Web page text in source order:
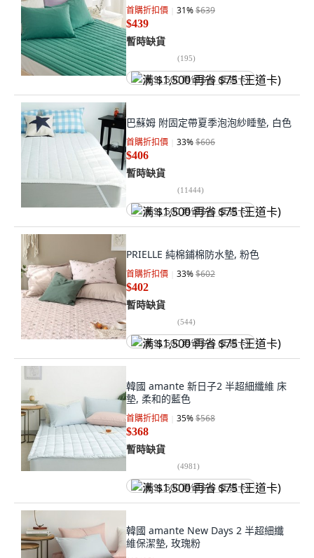
首購折扣價 31%$639
$439
暫時缺貨
(195)
满 $1,500 再省 $75 (王道卡)
巴蘇姆 附固定帶夏季泡泡紗睡墊, 白色
首購折扣價 33%$606
$406
暫時缺貨
(11444)
满 $1,500 再省 $75 (王道卡)
PRIELLE 純棉鋪棉防水墊, 粉色
首購折扣價 33%$602
$402
暫時缺貨
(544)
满 $1,500 再省 $75 (王道卡)
韓國 amante 新日子2 半超細纖維 床
墊, 柔和的藍色
首購折扣價 35%$568
$368
暫時缺貨
(4981)
满 $1,500 再省 $75 (王道卡)
韓國 amante New Days 2 半超細纖
維保潔墊, 玫瑰粉